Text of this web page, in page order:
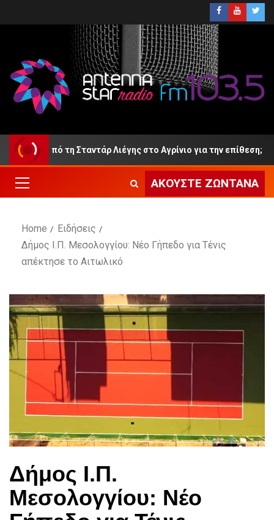
τη Σταντάρ Λιέγης στο Αγρίνιο για την επίθεση;
ΑΚΟΎΣΤΕ ΖΩΝΤΑΝΆ
Home
Ειδήσεις
Δήμος Ι.Π. Μεσολογγίου: Νέο Γήπεδο για Τένις
απέκτησε το Αιτωλικό
Δήμος Ι.Π.
Μεσολογγίου: Νέο